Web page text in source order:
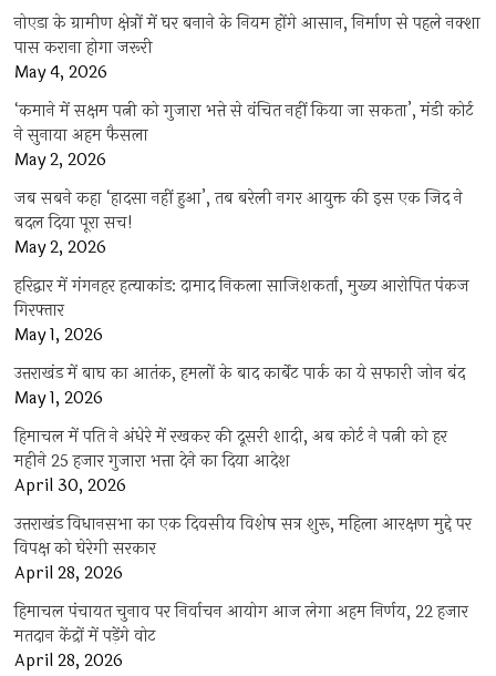
नोएडा के ग्रामीण क्षेत्रों में घर बनाने के नियम होंगे आसान, निर्माण से पहले नक्शा
पास कराना होगा जरूरी
May 4, 2026
‘कमाने में सक्षम पत्नी को गुजारा भत्ते से वंचित नहीं किया जा सकता’, मंडी कोर्ट
ने सुनाया अहम फैसला
May 2, 2026
जब सबने कहा ‘हादसा नहीं हुआ’, तब बरेली नगर आयुक्त की इस एक जिद ने
बदल दिया पूरा सच!
May 2, 2026
हरिद्वार में गंगनहर हत्याकांड: दामाद निकला साजिशकर्ता, मुख्य आरोपित पंकज
गिरफ्तार
May 1, 2026
उत्तराखंड में बाघ का आतंक, हमलों के बाद कार्बेट पार्क का ये सफारी जोन बंद
May 1, 2026
हिमाचल में पति ने अंधेरे में रखकर की दूसरी शादी, अब कोर्ट ने पत्नी को हर
महीने 25 हजार गुजारा भत्ता देने का दिया आदेश
April 30, 2026
उत्तराखंड विधानसभा का एक दिवसीय विशेष सत्र शुरू, महिला आरक्षण मुद्दे पर
विपक्ष को घेरेगी सरकार
April 28, 2026
हिमाचल पंचायत चुनाव पर निर्वाचन आयोग आज लेगा अहम निर्णय, 22 हजार
मतदान केंद्रों में पड़ेंगे वोट
April 28, 2026